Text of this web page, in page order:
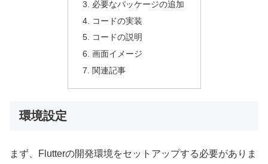
必要なパッケージの追加
コードの実装
コードの説明
画面イメージ
関連記事
環境設定
まず、Flutterの開発環境をセットアップする必要がありま